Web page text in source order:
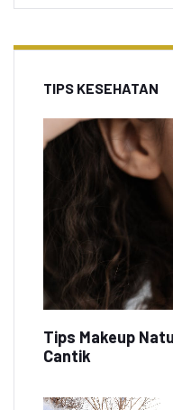
TIPS KESEHATAN
Tips Makeup
Cantik